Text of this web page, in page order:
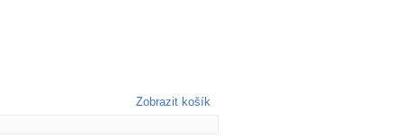
Zobrazit košík